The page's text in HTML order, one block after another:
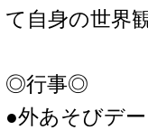
て自身の世界
◎行事◎
●外あそびデ